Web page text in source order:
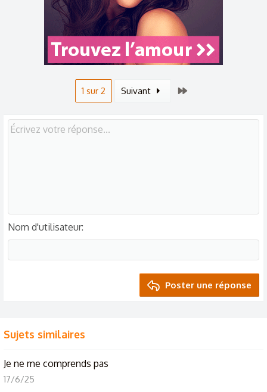
1 sur 2 Suivant
Nom d'utilisateur
Poster une réponse
Sujets similaires
Je ne me comprends pas
17/6/25